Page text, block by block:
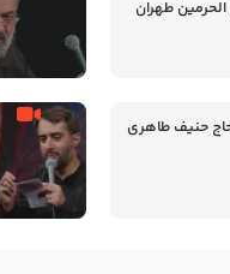
حنیف طاهری